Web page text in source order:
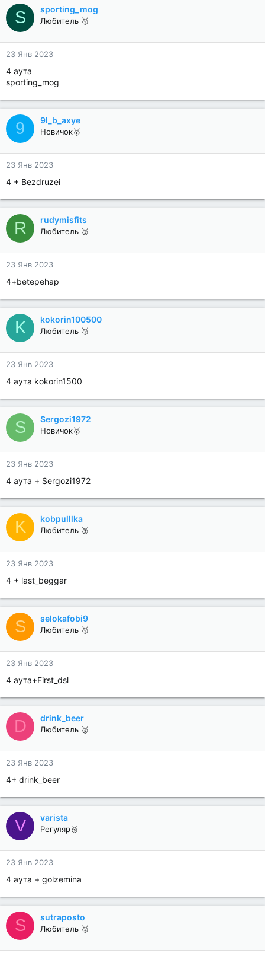
S sporting_mog
Любитель 🥇
23 Янв 2023
4 аута
sporting_mog
9 9l_b_axye
Новичок🥇
23 Янв 2023
4 + Bezdruzei
R rudymisfits
Любитель 🥇
23 Янв 2023
4+betepehap
K kokorin100500
Любитель 🥇
23 Янв 2023
4 аута kokorin1500
S Sergozi1972
Новичок🥇
23 Янв 2023
4 аута + Sergozi1972
K kobpulllka
Любитель 🥉
23 Янв 2023
4 + last_beggar
S selokafobi9
Любитель 🥇
23 Янв 2023
4 аута+First_dsl
D drink_beer
Любитель 🥇
23 Янв 2023
4+ drink_beer
V varista
Регуляр🥉
23 Янв 2023
4 аута + golzemina
S sutraposto
Любитель 🥈